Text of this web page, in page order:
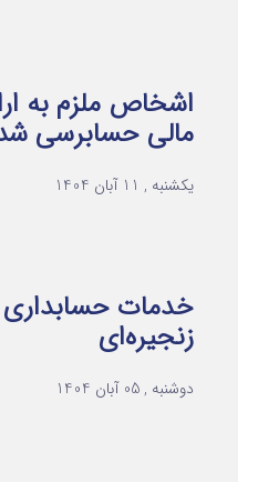
اشخاص ملزم به
مالی حسابرسی شده
یکشنبه , 11 آبان 1404
خدمات حسابداری
زنجیره‌ای
دوشنبه , 05 آبان 1404